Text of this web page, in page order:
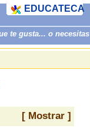
te gusta... o necesitas
EDUCATECA
[ Mostrar ]